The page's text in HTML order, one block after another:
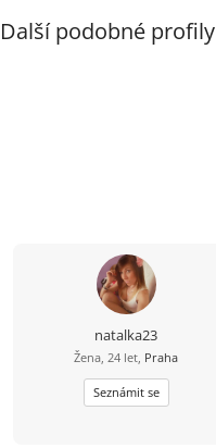
Další podobné profily
natalka23
Žena, 24 let, Praha
Seznámit se